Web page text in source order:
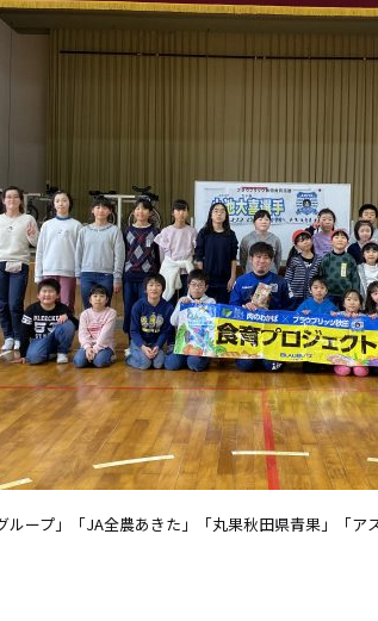
ープ」「JA全農あきた」「丸果秋田県青果」「ア